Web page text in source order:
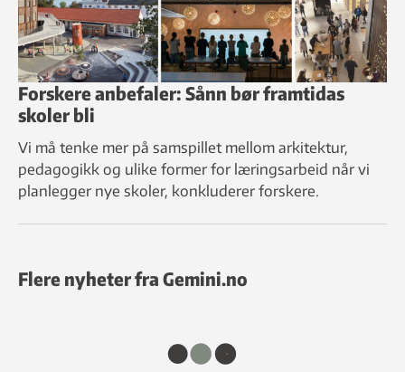
Forskere anbefaler: Sånn bør framtidas
skoler bli
Vi må tenke mer på samspillet mellom arkitektur,
pedagogikk og ulike former for læringsarbeid når vi
planlegger nye skoler, konkluderer forskere.
Flere nyheter fra Gemini.no